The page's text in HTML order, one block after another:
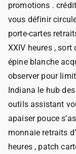
promotions .
vous définir
porte-cartes
XXIV heures , sort
épine blanche
observer pour
Indiana le hub
outils assistant
apaiser pouce
monnaie retraits
heures , patch